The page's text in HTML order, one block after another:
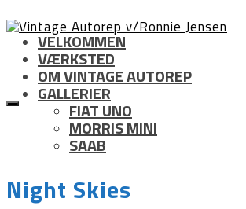
VELKOMMEN
VÆRKSTED
OM VINTAGE AUTOREP
GALLERIER
FIAT UNO
MORRIS MINI
SAAB
Night Skies